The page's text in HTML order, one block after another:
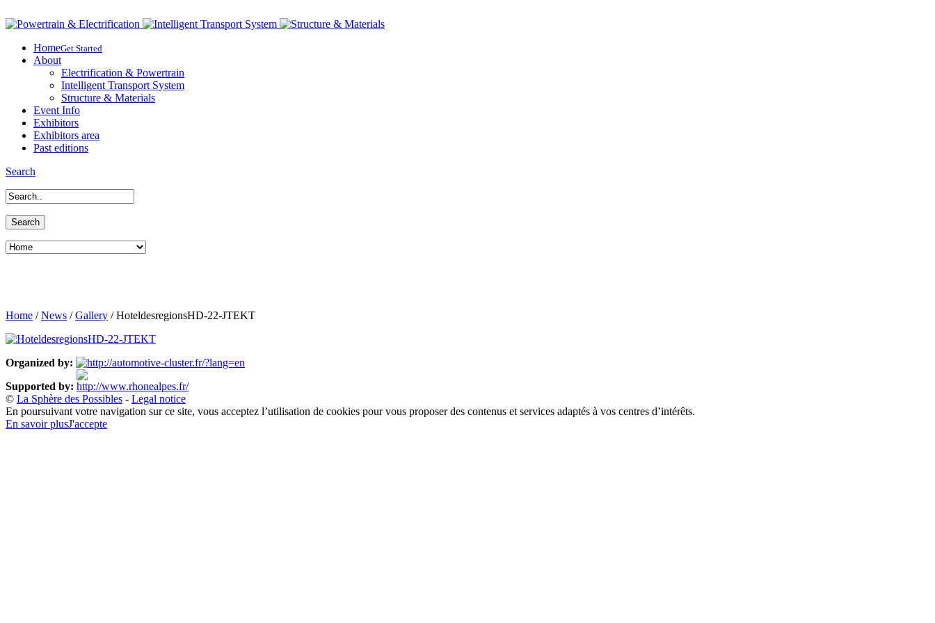
HomeGet Started
About
Electrification & Powertrain
Intelligent Transport System
Structure & Materials
Event Info
Exhibitors
Exhibitors area
Past editions
Search
Home / News / Gallery / HoteldesregionsHD-22-JTEKT
Organized by:
Supported by:
© La Sphère des Possibles - Legal notice
En poursuivant votre navigation sur ce site, vous acceptez l’utilisation de cookies pour vous proposer des contenus et services adaptés à vos centres d’intérêts.
En savoir plusJ'accepte